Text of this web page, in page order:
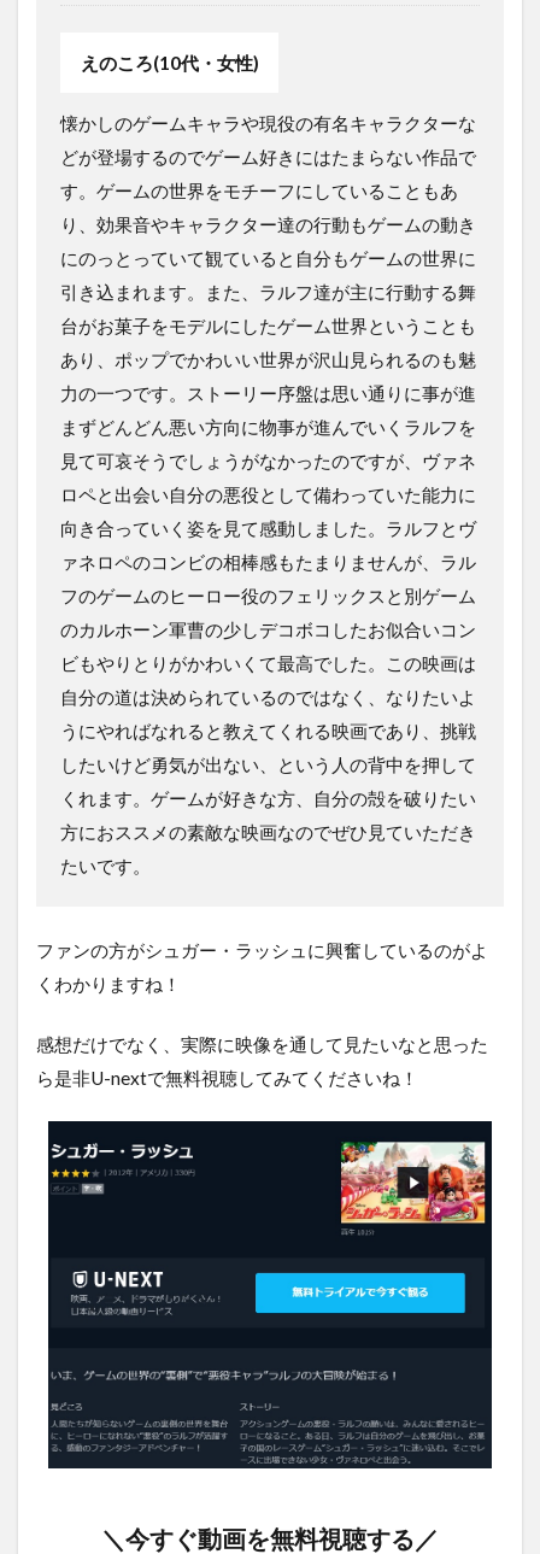
えのころ(10代・女性)
懐かしのゲームキャラや現役の有名キャラクターな
どが登場するのでゲーム好きにはたまらない作品で
す。ゲームの世界をモチーフにしていることもあ
り、効果音やキャラクター達の行動もゲームの動き
にのっとっていて観ていると自分もゲームの世界に
引き込まれます。また、ラルフ達が主に行動する舞
台がお菓子をモデルにしたゲーム世界ということも
あり、ポップでかわいい世界が沢山見られるのも魅
力の一つです。ストーリー序盤は思い通りに事が進
まずどんどん悪い方向に物事が進んでいくラルフを
見て可哀そうでしょうがなかったのですが、ヴァネ
ロペと出会い自分の悪役として備わっていた能力に
向き合っていく姿を見て感動しました。ラルフとヴ
ァネロペのコンビの相棒感もたまりませんが、ラル
フのゲームのヒーロー役のフェリックスと別ゲーム
のカルホーン軍曹の少しデコボコしたお似合いコン
ビもやりとりがかわいくて最高でした。この映画は
自分の道は決められているのではなく、なりたいよ
うにやればなれると教えてくれる映画であり、挑戦
したいけど勇気が出ない、という人の背中を押して
くれます。ゲームが好きな方、自分の殻を破りたい
方におススメの素敵な映画なのでぜひ見ていただき
たいです。
ファンの方がシュガー・ラッシュに興奮しているのがよ
くわかりますね！
感想だけでなく、実際に映像を通して見たいなと思った
ら是非U-nextで無料視聴してみてくださいね！
＼今すぐ動画を無料視聴する／